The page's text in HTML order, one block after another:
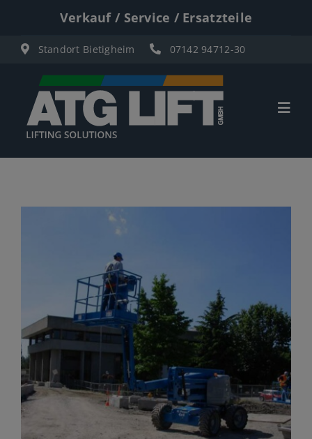
springen
Verkauf / Service / Ersatzteile
Standort Bietigheim 07142 94712-30
Elektro Scherenbühnen
Gelenkteleskopbühnen
Teleskopbühnen
Ersatzteil Anfrage